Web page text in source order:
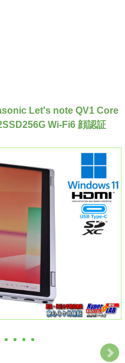
Let's note QV1 Core
Wi-Fi6 顔認証